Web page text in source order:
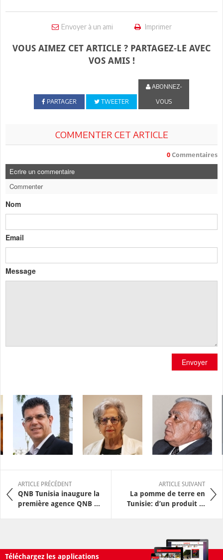
Envoyer à un ami Imprimer
VOUS AIMEZ CET ARTICLE ? PARTAGEZ-LE AVEC
VOS AMIS !
PARTAGER TWEETER
ABONNEZ-
VOUS
COMMENTER CET ARTICLE
0 Commentaires
Ecrire un commentaire
Commenter
Nom
Email
Message
Envoyer
ARTICLE PRÉCÉDENT
QNB Tunisia inaugure la
première agence QNB ...
ARTICLE SUIVANT
La pomme de terre en
Tunisie: d’un produit ...
Téléchargez les applications